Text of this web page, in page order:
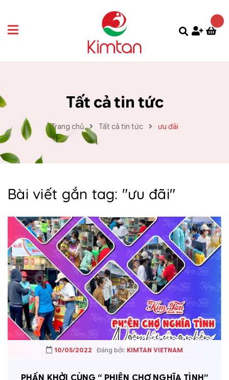
Tất cả tin tức
Trang chủ Tất cả tin tức ưu đãi
Bài viết gắn tag: "ưu đãi"
10/05/2022 Đăng bởi: KIMTAN VIETNAM
PHẤN KHỞI CÙNG “ PHIÊN CHỢ NGHĨA TÌNH”